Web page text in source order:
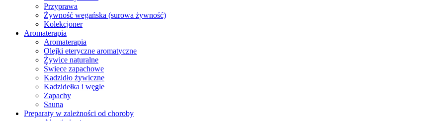
Przyprawa
Żywność wegańska (surowa żywność)
Kolekcjoner
Aromaterapia
Aromaterapia
Olejki eteryczne aromatyczne
Żywice naturalne
Świece zapachowe
Kadzidło żywiczne
Kadzidełka i węgle
Zapachy
Sauna
Preparaty w zależności od choroby